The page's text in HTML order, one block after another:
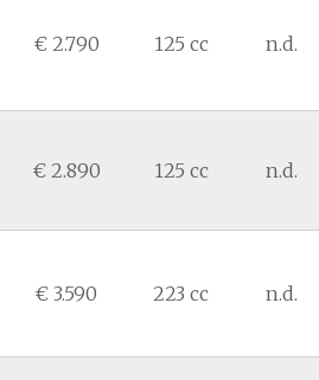
€ 2.790 125 cc n.d.
€ 2.890 125 cc n.d.
€ 3.590 223 cc n.d.